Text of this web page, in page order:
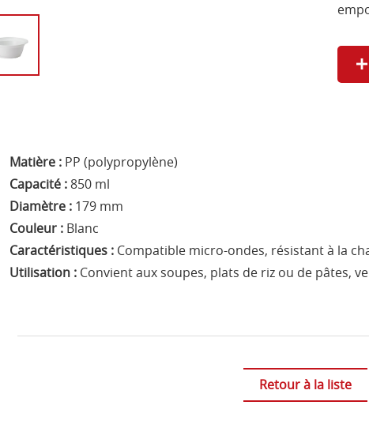
Matière : PP (polypropylène)
Capacité :850 ml
Diamètre : 179 mm
Couleur : Blanc
Caractéristiques : Compatible micro-ondes, résistant à la
Utilisation : Convient aux soupes, plats de riz ou de pâtes,
Retour à la liste